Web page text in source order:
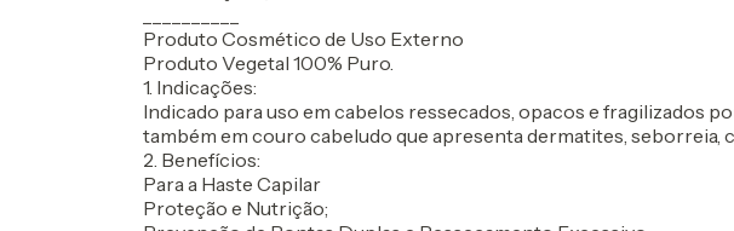
Produto Cosmético de Uso Externo
Produto Vegetal 100% Puro.
1. Indicações:
Indicado para uso em cabelos ressecados, opacos e fragilizados
também em couro cabeludo que apresenta dermatites, seborreia,
2. Benefícios:
Para a Haste Capilar
Proteção e Nutrição;